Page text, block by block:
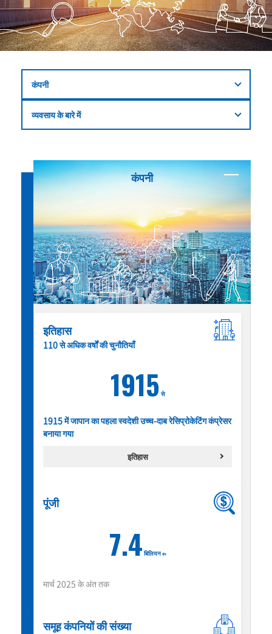
कंपनी
व्यवसाय के बारे में
कंपनी
इतिहास
110 से अधिक वर्षों की चुनौतियाँ
1915 से
1915 में जापान का पहला स्वदेशी उच्च-दाब रेसिप्रोकेटिंग कंप्रेसर
बनाया गया
इतिहास
पूंजी
7.4 बिलियन येन
मार्च 2025 के अंत तक
समूह कंपनियों की संख्या